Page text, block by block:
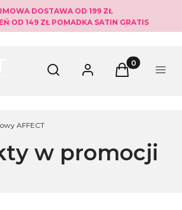
DOSTAWA OD 199 ZŁ
OD 149 ZŁ POMADKA SATIN GRATIS
Otwórz wyszukiwarkę
Szukaj Zaloguj sięProdukty w
Koszyk Menu
AFFECT
w promocji